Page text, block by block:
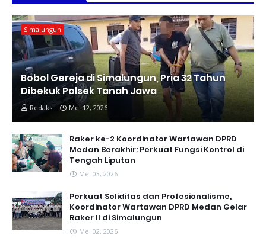
Simalungun
Bobol Gereja di Simalungun, Pria 32 Tahun
Dibekuk Polsek Tanah Jawa
Redaksi Mei 12, 2026
Raker ke-2 Koordinator Wartawan DPRD
Medan Berakhir: Perkuat Fungsi Kontrol di
Tengah Liputan
Mei 03, 2026
Perkuat Soliditas dan Profesionalisme,
Koordinator Wartawan DPRD Medan Gelar
Raker II di Simalungun
Mei 02, 2026